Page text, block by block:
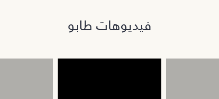
فيديوهات طابو